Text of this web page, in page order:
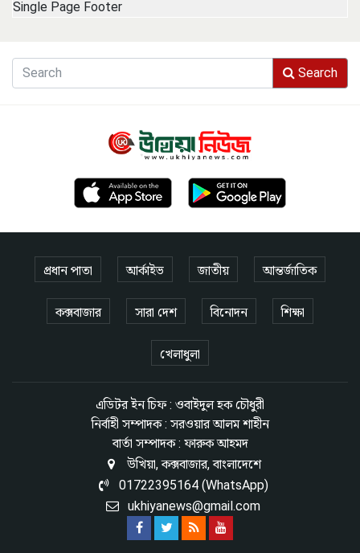
Single Page Footer
Search
প্রধান পাতা আর্কাইভ জাতীয় আন্তর্জাতিক
কক্সবাজার সারা দেশ বিনোদন শিক্ষা
খেলাধুলা
এডিটর ইন চিফ : ওবাইদুল হক চৌধুরী
নির্বাহী সম্পাদক : সরওয়ার আলম শাহীন
বার্তা সম্পাদক : ফারুক আহমদ
উখিয়া, কক্সবাজার, বাংলাদেশে
01722395164 (WhatsApp)
ukhiyanews@gmail.com